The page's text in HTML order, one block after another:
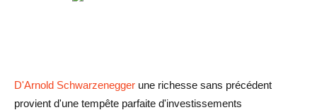
D'Arnold Schwarzenegger une richesse sans précédent
provient d'une tempête parfaite d'investissements